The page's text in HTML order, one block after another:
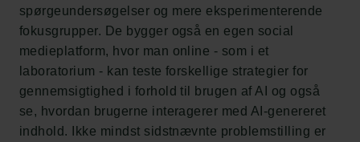
spørgeundersøgelser og mere eksperimenterende
fokusgrupper. De bygger også en egen social
medieplatform, hvor man online - som i et
laboratorium - kan teste forskellige strategier for
gennemsigtighed i forhold til brugen af AI og også
se, hvordan brugerne interagerer med AI-genereret
indhold. Ikke mindst sidstnævnte problemstilling er